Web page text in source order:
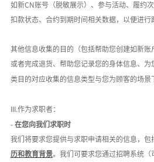
如新CN账号（脱敏展示）、参与活动、履约
扣款状态、合约到期时间相关数据，以便进行
其他信息收集的目的（包括帮助您创建如新
或者完成退货、帮助您记录您的身体信息、
类目的对应收集的信息类型与您为顾客的场景
III.作为求职者：
- 在您向我们求职时
我们将要求您提供与求职申请相关的信息，包
历和教育背景。我们可要求您通过招聘系统